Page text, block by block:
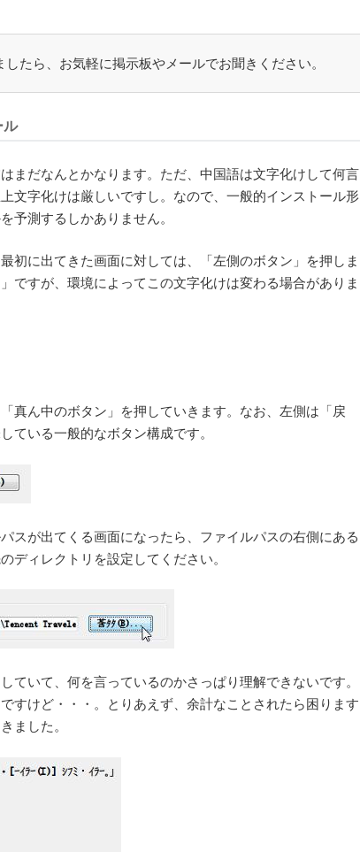
たら、お気軽に掲示板やメールでお聞きください。
ル
まだなんとかなります。ただ、中国語は文字化けして何言
文字化けは厳しいですし。なので、一般的インストール形
予測するしかありません。
初に出てきた画面に対しては、「左側のボタン」を押しま
ですが、環境によってこの文字化けは変わる場合がありま
真ん中のボタン」を押していきます。なお、左側は「戻
ている一般的なボタン構成です。
スが出てくる画面になったら、ファイルパスの右側にある
ディレクトリを設定してください。
ていて、何を言っているのかさっぱり理解できないです。
すけど・・・。とりあえず、余計なことされたら困ります
ました。